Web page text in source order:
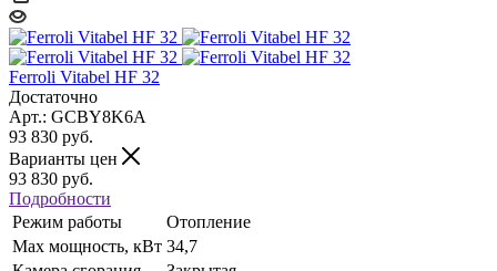
Ferroli Vitabel HF 32
Достаточно
Арт.: GCBY8K6A
93 830 руб.
Варианты цен
93 830 руб.
Подробности
Режим работы
Отопление
Max мощность, кВт 34,7